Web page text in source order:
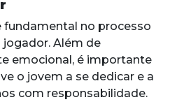
fundamental no processo
Além de
emocional, é importante
o jovem a se dedicar e a
com responsabilidade.